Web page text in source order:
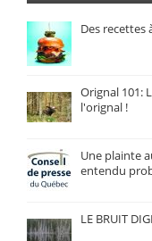
Des recettes
Orignal 101:
l'orignal !
Une plainte
entendu
LE BRUIT